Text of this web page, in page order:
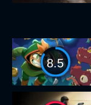
8.5